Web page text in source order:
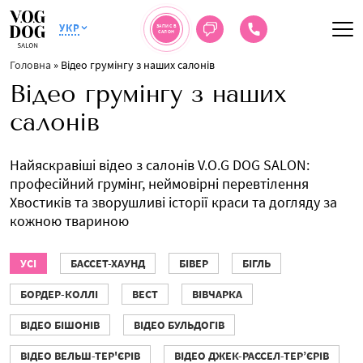
УКР
ЗАПИС В
САЛОН
Головна » Відео грумінгу з наших салонів
Відео грумінгу з наших
салонів
Найяскравіші відео з салонів V.O.G DOG SALON:
професійний грумінг, неймовірні перевтілення
Хвостиків та зворушливі історії краси та догляду за
кожною твариною
УСІ БАССЕТ-ХАУНД БІВЕР БІГЛЬ
БОРДЕР-КОЛЛІ ВЕСТ ВІВЧАРКА
ВІДЕО БІШОНІВ ВІДЕО БУЛЬДОГІВ
ВІДЕО ВЕЛЬШ-ТЕР'ЄРІВ ВІДЕО ДЖЕК-РАССЕЛ-ТЕР’ЄРІВ